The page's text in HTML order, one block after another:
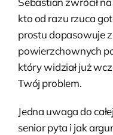
kto od razu rzuca
prostu dopasowuje
powierzchownych
który widział już
Twój problem.
Jedna uwaga do
senior pyta i jak